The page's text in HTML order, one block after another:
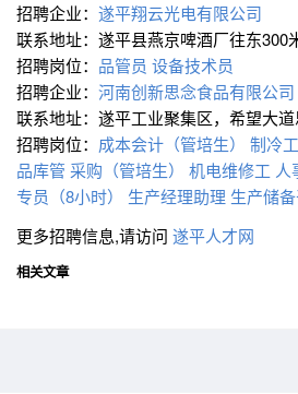
招聘企业： 遂平翔云光电有限公司
联系地址：遂平县燕京啤酒厂往东300
招聘岗位： 品管员 设备技术员
招聘企业： 河南创新思念食品有限公司
联系地址：遂平工业聚集区，希望大
招聘岗位： 成本会计（管培生） 制冷工
品库管 采购（管培生） 机电维修工 人
专员（8小时）
生产经理助理 生产储
更多招聘信息,请访问 遂平人才网
相关文章